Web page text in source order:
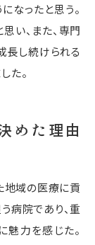
なったと思う。
い、また、専門
長し続けられる
た。
めた理由
地域の医療に貢
病院であり、重
力を感じた。